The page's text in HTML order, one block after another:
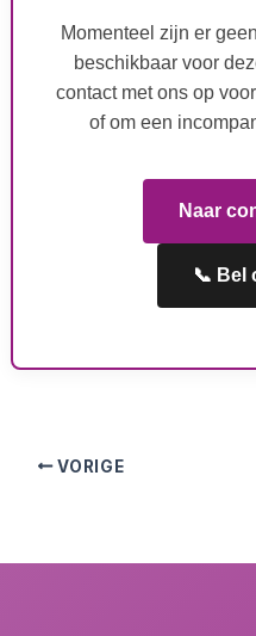
Momenteel zijn er
beschikbaar voor
contact met ons op
of om een
Naar
📞 Bel
VORIGE